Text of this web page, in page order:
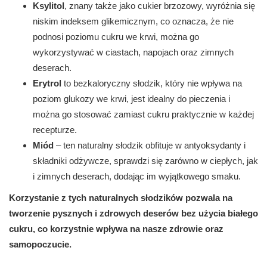
Ksylitol, znany także jako cukier brzozowy, wyróżnia się
niskim indeksem glikemicznym, co oznacza, że nie
podnosi poziomu cukru we krwi, można go
wykorzystywać w ciastach, napojach oraz zimnych
deserach.
Erytrol to bezkaloryczny słodzik, który nie wpływa na
poziom glukozy we krwi, jest idealny do pieczenia i
można go stosować zamiast cukru praktycznie w każdej
recepturze.
Miód – ten naturalny słodzik obfituje w antyoksydanty i
składniki odżywcze, sprawdzi się zarówno w ciepłych, jak
i zimnych deserach, dodając im wyjątkowego smaku.
Korzystanie z tych naturalnych słodzików pozwala na
tworzenie pysznych i zdrowych deserów bez użycia białego
cukru, co korzystnie wpływa na nasze zdrowie oraz
samopoczucie.